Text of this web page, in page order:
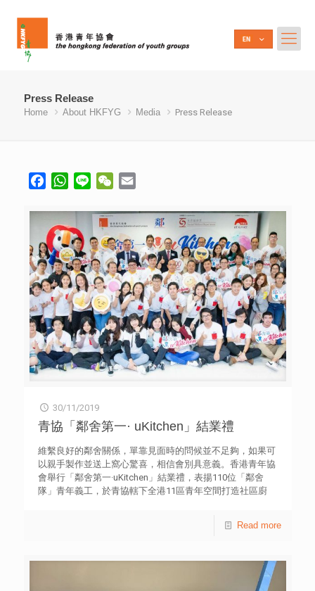
Press Release
Home About HKFYG Media Press Release
FacebookWhatsApp
Line WeChat
30/11/2019
青協「鄰舍第一· uKitchen」結業禮
維繫良好的鄰舍關係，單靠見面時的問候並不足夠，如果可
以親手製作並送上窩心驚喜，相信會別具意義。香港青年協
會舉行「鄰舍第一·uKitchen」結業禮，表揚110位「鄰舍
隊」青年義工，於青協轄下全港11區青年空間打造社區廚
年義工提供學習廚藝及服務社區的機會，在專業廚師的教導
將會於各青年空間持續發展，並寄語青年義工繼續與左鄰右
里分享美食，體現鄰舍互愛的精神。 由香港青年協會與社
Read more